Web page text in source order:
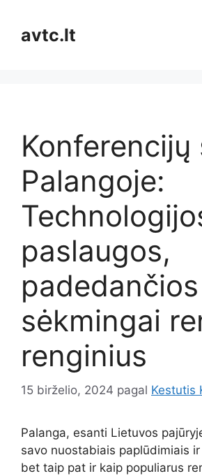
turinioavtc.lt
Konferencijų
Palangoje:
paslaugos,
padedančios
sėkmingai
renginius
15 birželio, 2024 pagal Kestutis
Palanga, esanti Lietuvos
savo nuostabiais paplūdimiais
bet taip pat ir kaip populiarus